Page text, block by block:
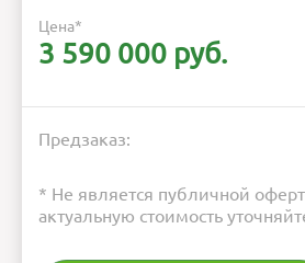
Цена*
3 590 000 руб.
Предзаказ:
* Не является публичной
актуальную стоимость